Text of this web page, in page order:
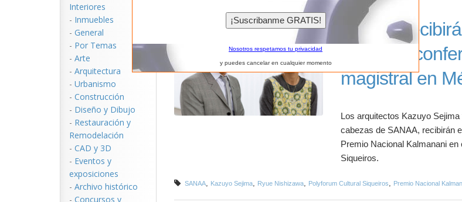
Interiores
- Inmuebles
- General
- Por Temas
- Arte
- Arquitectura
- Urbanismo
- Construcción
- Diseño y Dibujo
- Restauración y
Remodelación
- CAD y 3D
- Eventos y
exposiciones
- Archivo histórico
- Concursos y
SANAA
impartirá
magistral en
Los arquitectos Kazuyo
cabezas de SANAA, recibirán
Premio Nacional Kalmanani en
Siqueiros.
SANAA, Kazuyo Sejima, Ryue Nishizawa, Polyforum Cultural Siqueiros, Premio Nacional
Nosotros respetamos tu privacidad
y puedes cancelar en cualquier momento